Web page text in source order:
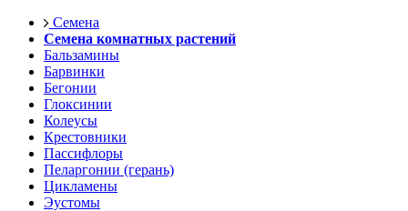
Семена
Семена комнатных растений
Бальзамины
Барвинки
Бегонии
Глоксинии
Колеусы
Крестовники
Пассифлоры
Пеларгонии (герань)
Цикламены
Эустомы